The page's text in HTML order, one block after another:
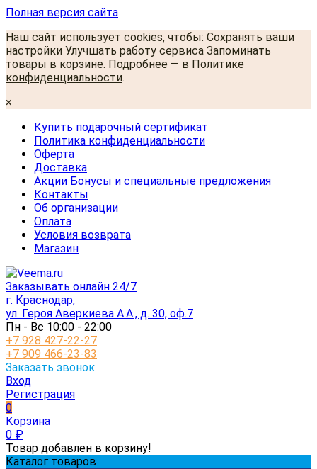
Полная версия сайта
Наш сайт использует cookies, чтобы: Сохранять ваши
настройки Улучшать работу сервиса Запоминать
товары в корзине. Подробнее — в Политике
конфиденциальности.
×
Купить подарочный сертификат
Политика конфиденциальности
Оферта
Доставка
Акции Бонусы и специальные предложения
Контакты
Об организации
Оплата
Условия возврата
Магазин
Заказывать онлайн 24/7
г. Краснодар,
ул. Героя Аверкиева А.А., д. 30, оф.7
Пн - Вс 10:00 - 22:00
+7 928 427-22-27
+7 909 466-23-83
Заказать звонок
Вход
Регистрация
0
Корзина
0 ₽
Товар добавлен в корзину!
Каталог товаров